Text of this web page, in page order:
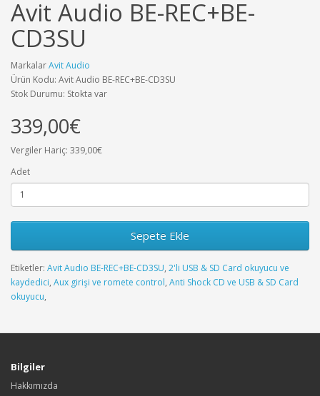
Avit Audio BE-REC+BE-
CD3SU
MarkalarAvit Audio
Ürün Kodu: Avit Audio BE-REC+BE-CD3SU
Stok Durumu: Stokta var
339,00€
Vergiler Hariç: 339,00€
Adet
Sepete Ekle
Etiketler: Avit Audio BE-REC+BE-CD3SU, 2'li USB & SD Card okuyucu ve
kaydedici, Aux girişi ve romete control, Anti Shock CD ve USB & SD Card
okuyucu,
Bilgiler
Hakkımızda